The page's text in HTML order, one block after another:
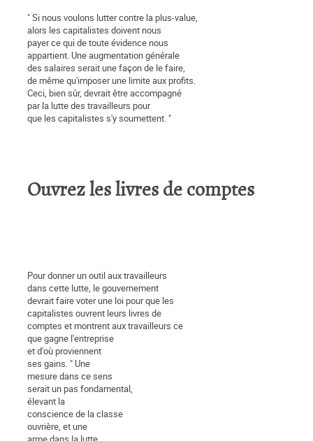
" Si nous voulons lutter contre la plus-value,
alors les capitalistes doivent nous
payer ce qui de toute évidence nous
appartient. Une augmentation générale
des salaires serait une façon de le faire,
de même qu'imposer une limite aux profits.
Ceci, bien sûr, devrait être accompagné
par la lutte des travailleurs pour
que les capitalistes s'y soumettent. "
Ouvrez les livres de comptes
Pour donner un outil aux travailleurs
dans cette lutte, le gouvernement
devrait faire voter une loi pour que les
capitalistes ouvrent leurs livres de
comptes et montrent aux travailleurs ce
que gagne l'entreprise
et d'où proviennent
ses gains. " Une
mesure dans ce sens
serait un pas fondamental,
élevant la
conscience de la classe
ouvrière, et une